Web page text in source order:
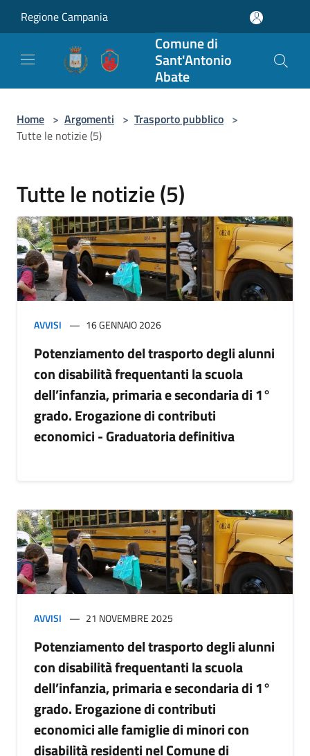
Regione Campania
Comune di
Sant'Antonio
Abate
Home > Argomenti > Trasporto pubblico >
Tutte le notizie (5)
Tutte le notizie (5)
AVVISI 16 GENNAIO 2026
Potenziamento del trasporto degli alunni
con disabilità frequentanti la scuola
dell’infanzia, primaria e secondaria di 1°
grado. Erogazione di contributi
economici - Graduatoria definitiva
AVVISI 21 NOVEMBRE 2025
Potenziamento del trasporto degli alunni
con disabilità frequentanti la scuola
dell’infanzia, primaria e secondaria di 1°
grado. Erogazione di contributi
economici alle famiglie di minori con
disabilità residenti nel Comune di